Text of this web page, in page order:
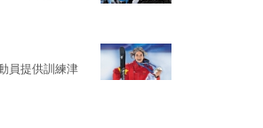
員提供訓練津